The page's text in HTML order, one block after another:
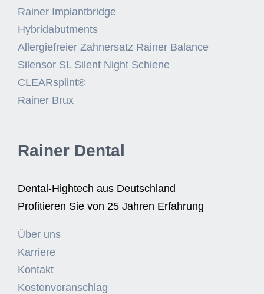
Rainer Implantbridge
Hybridabutments
Allergiefreier Zahnersatz Rainer Balance
Silensor SL Silent Night Schiene
CLEARsplint®
Rainer Brux
Rainer Dental
Dental-Hightech aus Deutschland
Profitieren Sie von 25 Jahren Erfahrung
Über uns
Karriere
Kontakt
Kostenvoranschlag